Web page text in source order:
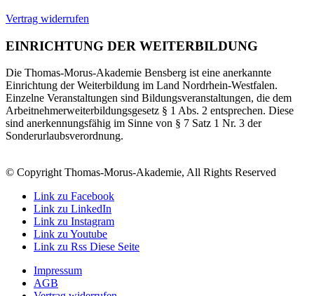
Vertrag widerrufen
EINRICHTUNG DER WEITERBILDUNG
Die Thomas-Morus-Akademie Bensberg ist eine anerkannte
Einrichtung der Weiterbildung im Land Nordrhein-Westfalen.
Einzelne Veranstaltungen sind Bildungsveranstaltungen, die dem
Arbeitnehmerweiterbildungsgesetz § 1 Abs. 2 entsprechen. Diese
sind anerkennungsfähig im Sinne von § 7 Satz 1 Nr. 3 der
Sonderurlaubsverordnung.
© Copyright Thomas-Morus-Akademie, All Rights Reserved
Link zu Facebook
Link zu LinkedIn
Link zu Instagram
Link zu Youtube
Link zu Rss Diese Seite
Impressum
AGB